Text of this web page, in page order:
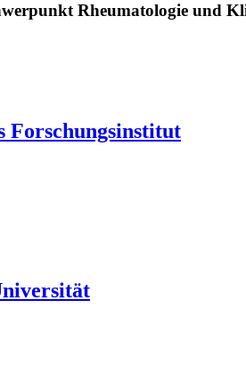
Rheumatologie und
Forschungsinstitut